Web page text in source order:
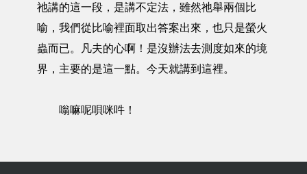
祂講的這一段，是講不定法，雖然祂舉兩個比
喻，我們從比喻裡面取出答案出來，也只是螢火
蟲而已。凡夫的心啊！是沒辦法去測度如來的境
界，主要的是這一點。今天就講到這裡。
嗡嘛呢唄咪吽！